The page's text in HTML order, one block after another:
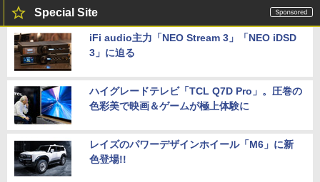
Special Site
iFi audio主力「NEO Stream 3」「NEO iDSD
3」に迫る
ハイグレードテレビ「TCL Q7D Pro」。圧巻の
色彩美で映画＆ゲームが極上体験に
レイズのパワーデザインホイール「M6」に新
色登場!!